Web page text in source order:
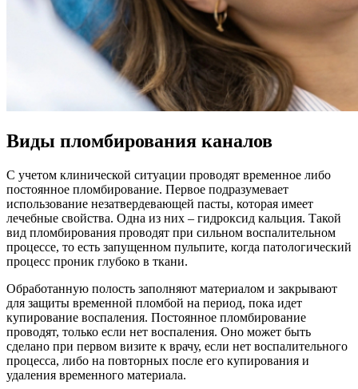
Виды пломбирования каналов
С учетом клинической ситуации проводят временное либо
постоянное пломбирование. Первое подразумевает
использование незатвердевающей пасты, которая имеет
лечебные свойства. Одна из них – гидроксид кальция. Такой
вид пломбирования проводят при сильном воспалительном
процессе, то есть запущенном пульпите, когда патологический
процесс проник глубоко в ткани.
Обработанную полость заполняют материалом и закрывают
для защиты временной пломбой на период, пока идет
купирование воспаления. Постоянное пломбирование
проводят, только если нет воспаления. Оно может быть
сделано при первом визите к врачу, если нет воспалительного
процесса, либо на повторных после его купирования и
удаления временного материала.